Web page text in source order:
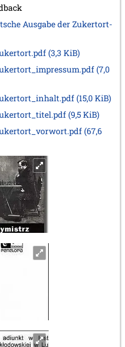
Ausgabe der Zukertort-
(3,3 KiB)
(7,0
(15,0 KiB)
(9,5 KiB)
(67,6